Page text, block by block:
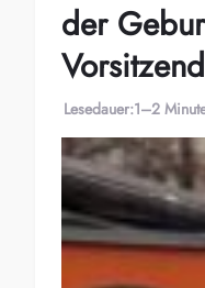
der
Lesedauer:1–2